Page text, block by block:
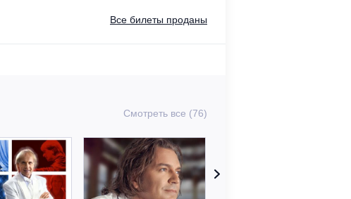
Все билеты проданы
Смотреть все (76)